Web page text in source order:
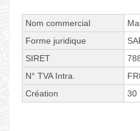
Nom commercial
Forme juridique
SIRET
N° TVA Intra.
Création
30